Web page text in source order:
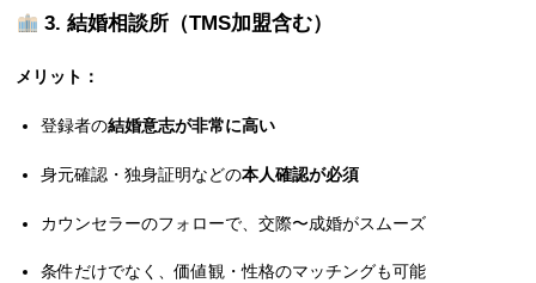
3.結婚相談所（TMS加盟含む）
メリット：
登録者の結婚意志が非常に高い
身元確認・独身証明などの本人確認が必須
カウンセラーのフォローで、交際〜成婚がスムーズ
条件だけでなく、価値観・性格のマッチングも可能